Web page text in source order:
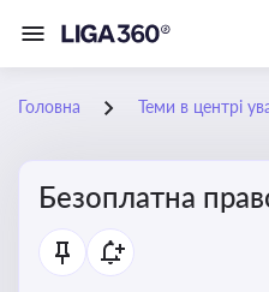
Головна Теми в центрі
Безоплатна